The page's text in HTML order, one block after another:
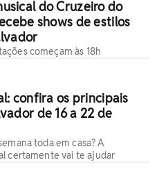
do Cruzeiro do
shows de estilos
começam às 18h
confira os principais
de 16 a 22 de
toda em casa? A
certamente vai te ajudar